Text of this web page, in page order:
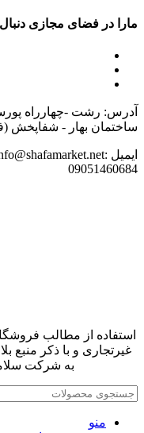
مارا در فضای مجازی دنبال
آدرس: رشت -چهارراه
ساختمان بهار - شفاپخش
ایمیل :info@shafamarket.net شماره تماس :32024-013 و
09051460684
استفاده از مطالب
غیرتجاری و با ذکر منبع
به شرکت
منو